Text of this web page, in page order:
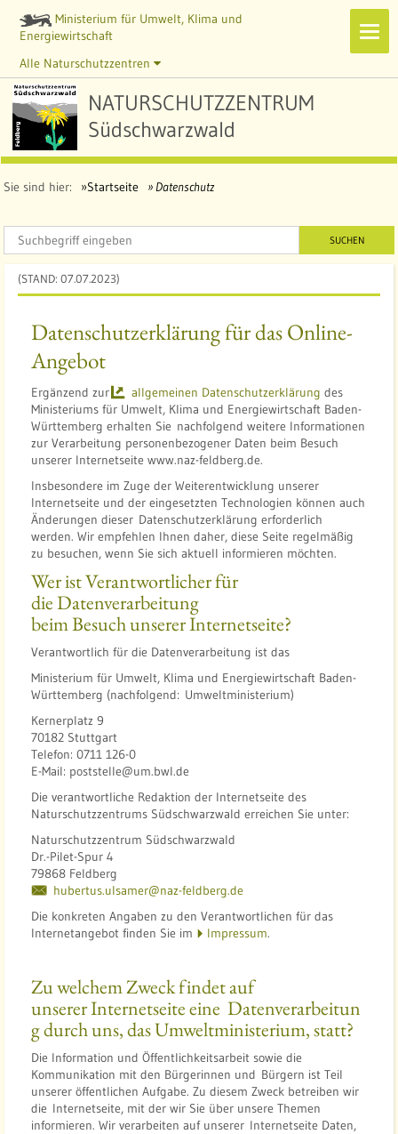
Ministerium für Umwelt, Klima und
Energiewirtschaft
Alle Naturschutzzentren
NATURSCHUTZZENTRUM
Südschwarzwald
Sie sind hier: Startseite Datenschutz
SUCHEN
(STAND: 07.07.2023)
Datenschutzerklärung für das Online-
Angebot
Ergänzend zur allgemeinen Datenschutzerklärung des
Ministeriums für Umwelt, Klima und Energiewirtschaft Baden-
Württemberg erhalten Sie nachfolgend weitere Informationen
zur Verarbeitung personenbezogener Daten beim Besuch
unserer Internetseite www.naz-feldberg.de.
Insbesondere im Zuge der Weiterentwicklung unserer
Internetseite und der eingesetzten Technologien können auch
Änderungen dieser Datenschutzerklärung erforderlich
werden. Wir empfehlen Ihnen daher, diese Seite regelmäßig
zu besuchen, wenn Sie sich aktuell informieren möchten.
Wer ist Verantwortlicher für
die Datenverarbeitung
beim Besuch unserer Internetseite?
Verantwortlich für die Datenverarbeitung ist das
Ministerium für Umwelt, Klima und Energiewirtschaft Baden-
Württemberg (nachfolgend: Umweltministerium)
Kernerplatz 9
70182 Stuttgart
Telefon: 0711 126-0
E-Mail: poststelle@um.bwl.de
Die verantwortliche Redaktion der Internetseite des
Naturschutzzentrums Südschwarzwald erreichen Sie unter:
Naturschutzzentrum Südschwarzwald
Dr.-Pilet-Spur 4
79868 Feldberg
hubertus.ulsamer@naz-feldberg.de
Die konkreten Angaben zu den Verantwortlichen für das
Internetangebot finden Sie im
Impressum.
Zu welchem Zweck findet auf
unserer Internetseite eine Datenverarbeitun
g durch uns, das Umweltministerium, statt?
Die Information und Öffentlichkeitsarbeit sowie die
Kommunikation mit den Bürgerinnen und Bürgern ist Teil
unserer öffentlichen Aufgabe. Zu diesem Zweck betreiben wir
die Internetseite, mit der wir Sie über unsere Themen
informieren. Wir verarbeiten auf unserer Internetseite Daten,